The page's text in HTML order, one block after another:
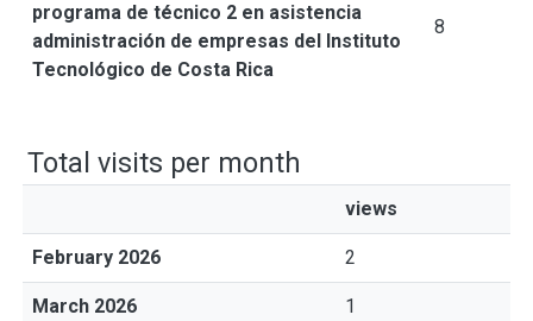
programa de técnico 2 en asistencia
administración de empresas del Instituto
Tecnológico de Costa Rica
8
Total visits per month
views
February 2026 2
March 2026 1